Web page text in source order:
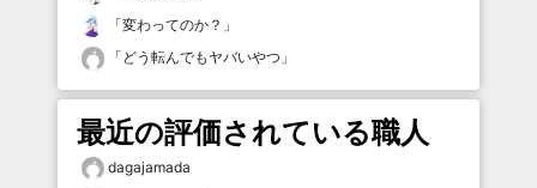
「変わってのか？ 」
「 どう転んでもヤバいやつ 」
最近の評価されている職人
dagajamada